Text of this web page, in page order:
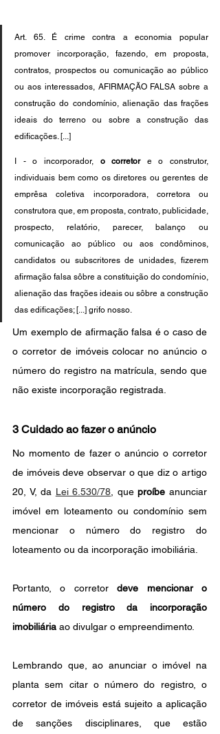
Art. 65. É crime contra a economia popular
promover incorporação, fazendo, em proposta,
contratos, prospectos ou comunicação ao público
ou aos interessados, AFIRMAÇÃO FALSA sobre a
construção do condomínio, alienação das frações
ideais do terreno ou sobre a construção das
edificações. [...]
I - o incorporador, o corretor e o construtor,
individuais bem como os diretores ou gerentes de
emprêsa coletiva incorporadora, corretora ou
construtora que, em proposta, contrato, publicidade,
prospecto, relatório, parecer, balanço ou
comunicação ao público ou aos condôminos,
candidatos ou subscritores de unidades, fizerem
afirmação falsa sôbre a constituição do condomínio,
alienação das frações ideais ou sôbre a construção
das edificações; [...] grifo nosso.
Um exemplo de afirmação falsa é o caso de
o corretor de imóveis colocar no anúncio o
número do registro na matrícula, sendo que
não existe incorporação registrada.
3 Cuidado ao fazer o anúncio
No momento de fazer o anúncio o corretor
de imóveis deve observar o que diz o artigo
20, V, da Lei 6.530/78, que proíbe anunciar
imóvel em loteamento ou condomínio sem
mencionar o número do registro do
loteamento ou da incorporação imobiliária.
Portanto, o corretor deve mencionar o
número do registro da incorporação
imobiliária ao divulgar o empreendimento.
Lembrando que, ao anunciar o imóvel na
planta sem citar o número do registro, o
corretor de imóveis está sujeito a aplicação
de sanções disciplinares, que estão